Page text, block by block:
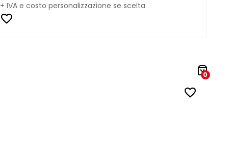
+ IVA e costo personalizzazione se scelta
0